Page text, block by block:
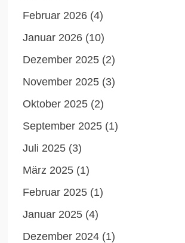
Februar 2026 (4)
Januar 2026 (10)
Dezember 2025 (2)
November 2025 (3)
Oktober 2025 (2)
September 2025 (1)
Juli 2025 (3)
März 2025 (1)
Februar 2025 (1)
Januar 2025 (4)
Dezember 2024 (1)